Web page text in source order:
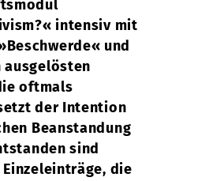
intensiv mit
und
ausgelösten
oftmals
der Intention
Beanstandung
sind
die